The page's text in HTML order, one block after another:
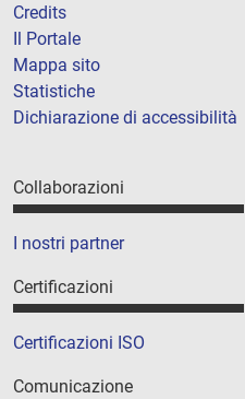
Credits
Il Portale
Mappa sito
Statistiche
Dichiarazione di accessibilità
Collaborazioni
I nostri partner
Certificazioni
Certificazioni ISO
Comunicazione